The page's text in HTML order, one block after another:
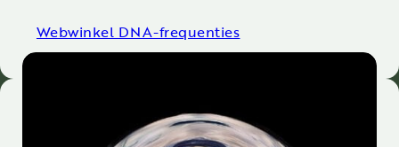
Webwinkel DNA-frequenties